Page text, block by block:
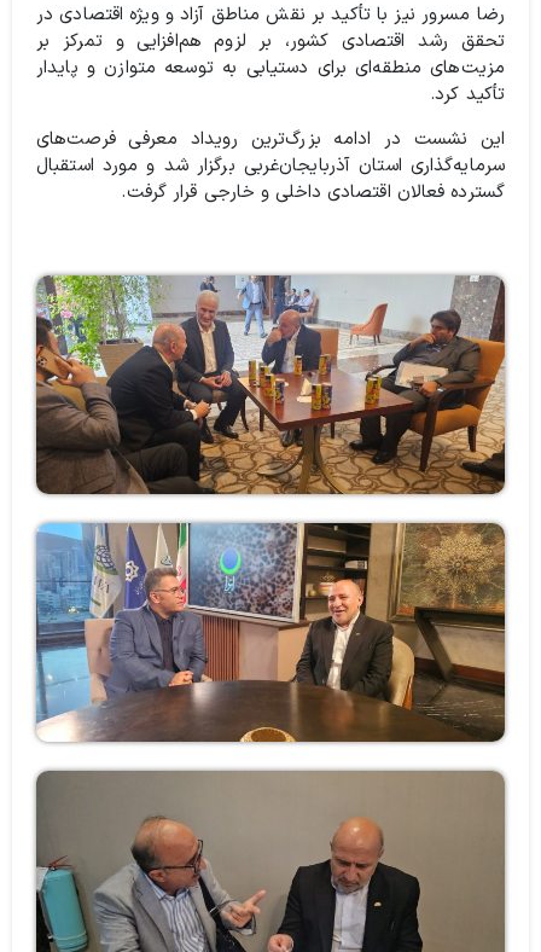
رضا مسرور نیز با تأکید بر نقش مناطق آزاد و ویژه اقتصادی در
تحقق رشد اقتصادی کشور، بر لزوم هم‌افزایی و تمرکز بر
مزیت‌های منطقه‌ای برای دستیابی به توسعه متوازن و پایدار
تأکید کرد.
این نشست در ادامه بزرگ‌ترین رویداد معرفی فرصت‌های
سرمایه‌گذاری استان آذربایجان‌غربی برگزار شد و مورد استقبال
گسترده فعالان اقتصادی داخلی و خارجی قرار گرفت.